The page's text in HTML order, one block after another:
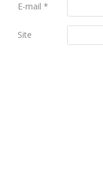
E-mail *
Site